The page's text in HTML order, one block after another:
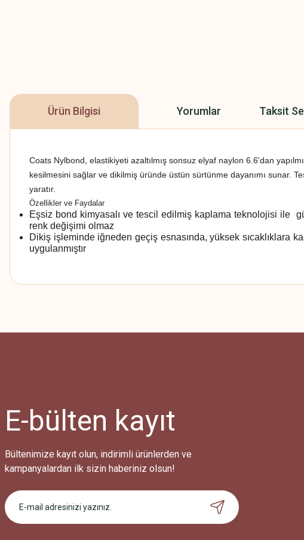
Ürün Bilgisi Yorumlar Taksit
Coats Nylbond, elastikiyeti azaltılmış sonsuz elyaf naylon 6.6'dan
kesilmesini sağlar ve dikilmiş üründe üstün sürtünme dayanımı sunar.
yaratır.
Özellikler ve Faydalar
Eşsiz bond kimyasalı ve tescil edilmiş kaplama teknolojisi ile
renk değişimi olmaz
Dikiş işleminde iğneden geçiş esnasında, yüksek sıcaklıklara
uygulanmıştır
Bu ürüne benzer farklı alternatifler olmalı.
E-bülten kayıt
Bültenimize kayıt olun, indirimli ürünlerden ve
kampanyalardan ilk sizin haberiniz olsun!